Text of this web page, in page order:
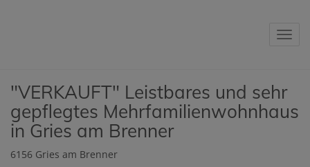
"VERKAUFT" Leistbares und sehr
gepflegtes Mehrfamilienwohnhaus
in Gries am Brenner
6156 Gries am Brenner